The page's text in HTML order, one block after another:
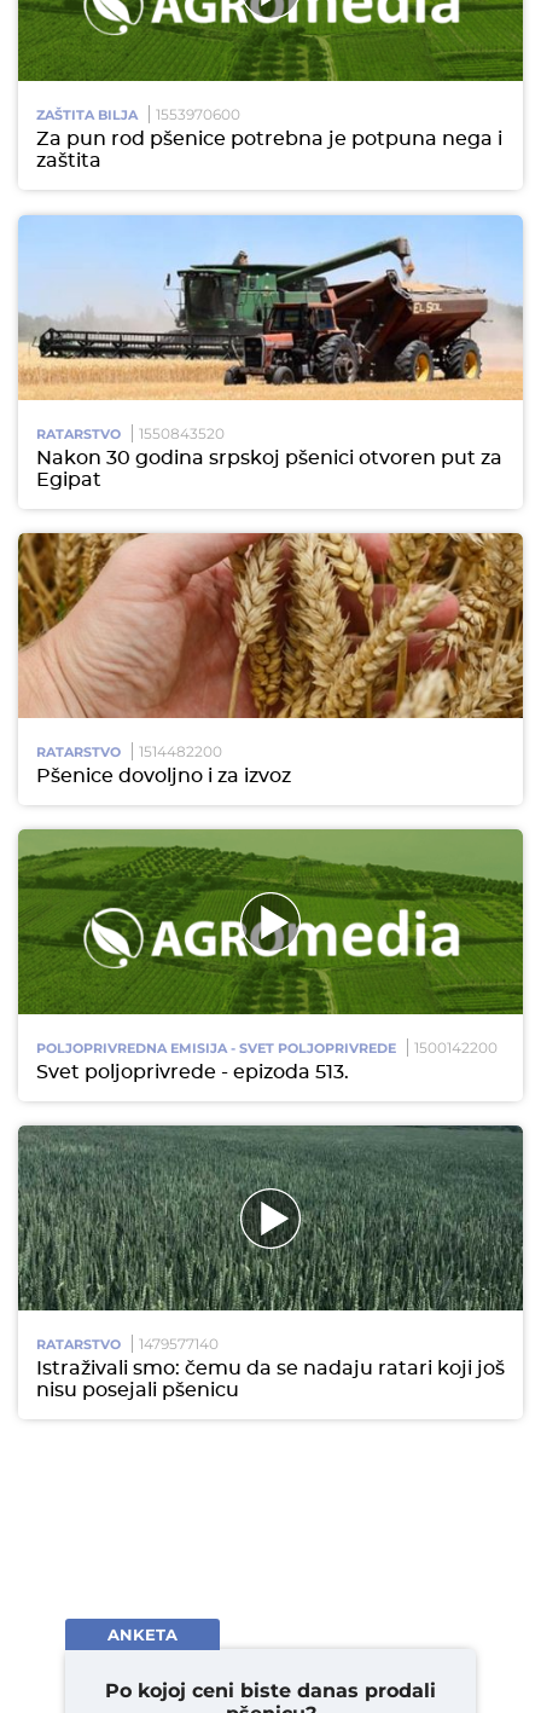
ZAŠTITA BILJA 1553970600
Za pun rod pšenice potrebna je potpuna nega i
zaštita
RATARSTVO 1550843520
Nakon 30 godina srpskoj pšenici otvoren put za
Egipat
RATARSTVO 1514482200
Pšenice dovoljno i za izvoz
POLJOPRIVREDNA EMISIJA - SVET POLJOPRIVREDE 1500142200
Svet poljoprivrede - epizoda 513.
RATARSTVO 1479577140
Istraživali smo: čemu da se nadaju ratari koji još
nisu posejali pšenicu
ANKETA
Po kojoj ceni biste danas prodali